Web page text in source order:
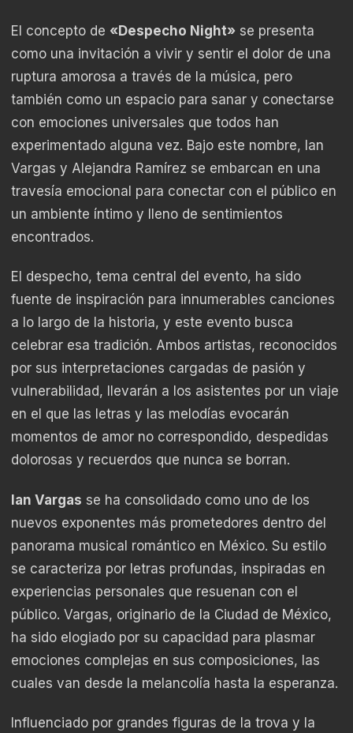
El concepto de «Despecho Night» se presenta
como una invitación a vivir y sentir el dolor de una
ruptura amorosa a través de la música, pero
también como un espacio para sanar y conectarse
con emociones universales que todos han
experimentado alguna vez. Bajo este nombre, Ian
Vargas y Alejandra Ramírez se embarcan en una
travesía emocional para conectar con el público en
un ambiente íntimo y lleno de sentimientos
encontrados.
El despecho, tema central del evento, ha sido
fuente de inspiración para innumerables canciones
a lo largo de la historia, y este evento busca
celebrar esa tradición. Ambos artistas, reconocidos
por sus interpretaciones cargadas de pasión y
vulnerabilidad, llevarán a los asistentes por un viaje
en el que las letras y las melodías evocarán
momentos de amor no correspondido, despedidas
dolorosas y recuerdos que nunca se borran.
Ian Vargas se ha consolidado como uno de los
nuevos exponentes más prometedores dentro del
panorama musical romántico en México. Su estilo
se caracteriza por letras profundas, inspiradas en
experiencias personales que resuenan con el
público. Vargas, originario de la Ciudad de México,
ha sido elogiado por su capacidad para plasmar
emociones complejas en sus composiciones, las
cuales van desde la melancolía hasta la esperanza.
Influenciado por grandes figuras de la trova y la